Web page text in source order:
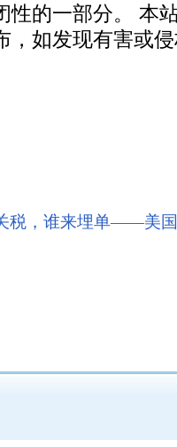
性的一部分。 本
，如发现有害或
税，谁来埋单——美